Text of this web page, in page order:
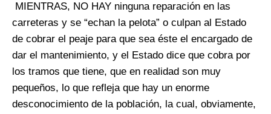
MIENTRAS, NO HAY ninguna reparación en las
carreteras y se “echan la pelota” o culpan al Estado
de cobrar el peaje para que sea éste el encargado de
dar el mantenimiento, y el Estado dice que cobra por
los tramos que tiene, que en realidad son muy
pequeños, lo que refleja que hay un enorme
desconocimiento de la población, la cual, obviamente,